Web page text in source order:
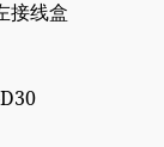
接线盒